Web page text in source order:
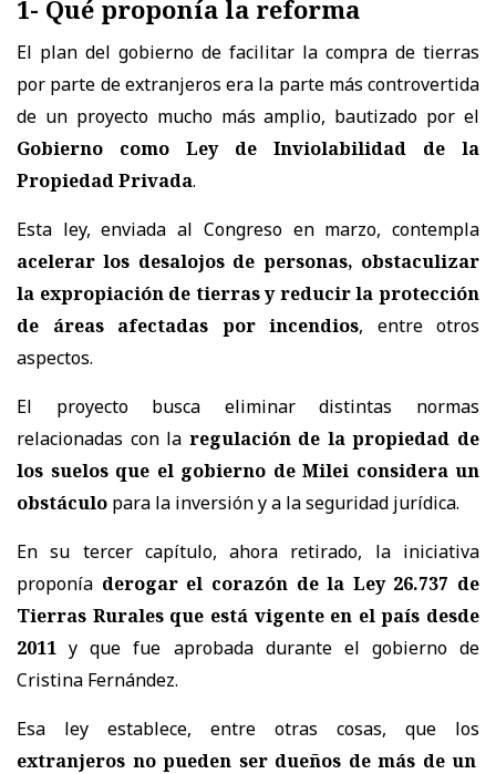
1- Qué proponía la reforma
El plan del gobierno de facilitar la compra de tierras
por parte de extranjeros era la parte más controvertida
de un proyecto mucho más amplio, bautizado por el
Gobierno como Ley de Inviolabilidad de la
Propiedad Privada.
Esta ley, enviada al Congreso en marzo, contempla
acelerar los desalojos de personas, obstaculizar
la expropiación de tierras y reducir la protección
de áreas afectadas por incendios, entre otros
aspectos.
El proyecto busca eliminar distintas normas
relacionadas con la regulación de la propiedad de
los suelos que el gobierno de Milei considera un
obstáculo para la inversión y a la seguridad jurídica.
En su tercer capítulo, ahora retirado, la iniciativa
proponía derogar el corazón de la Ley 26.737 de
Tierras Rurales que está vigente en el país desde
2011 y que fue aprobada durante el gobierno de
Cristina Fernández.
Esa ley establece, entre otras cosas, que los
extranjeros no pueden ser dueños de más de un